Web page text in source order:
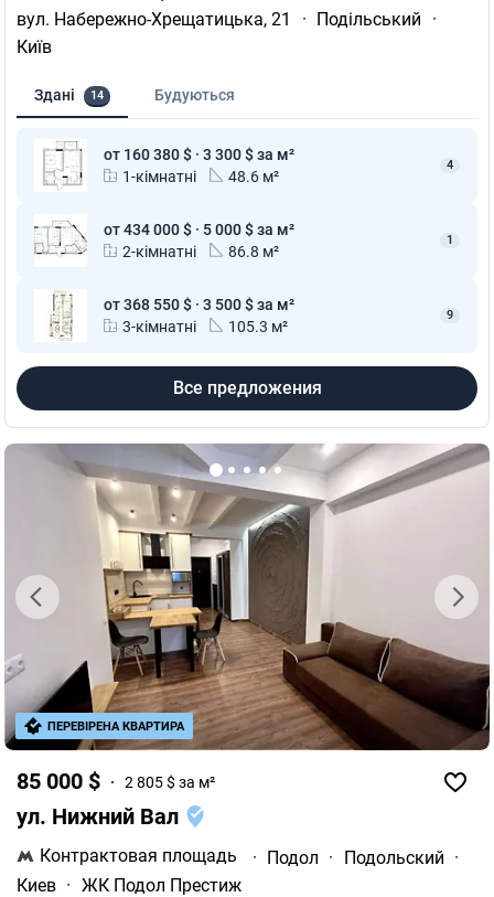
вул. Набережно-Хрещатицька, 21
· Подільський
·
Київ
Здані 14 Будуються
от 160 380 $ · 3 300 $ за м²
1-кімнатні
48.6 м²
4
от 434 000 $ · 5 000 $ за м²
2-кімнатні
86.8 м²
1
от 368 550 $ · 3 500 $ за м²
3-кімнатні
105.3 м²
9
Все предложения
85 000 $ 2 805 $ за м²
ул. Нижний Вал
Контрактовая площадь · Подол · Подольский ·
Киев · ЖК Подол Престиж
ПЕРЕВІРЕНА КВАРТИРА